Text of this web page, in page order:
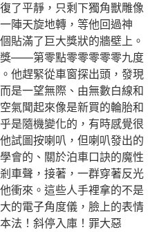
了平靜，只剩下獨角獸雕像
陣天旋地轉，等他回過神
貼滿了巨大獎狀的牆壁上。
——第零點零零零零零九度
他趕緊從車窗探出頭，發現
是一望無際、由無數白線和
氣聞起來像是新買的輪胎和
是隨機變化的，有時感覺很
試圖按喇叭，但喇叭發出的
會的、關於泊車口訣的魔性
車聲，接著，一群穿著反光
衝來。這些人手裡拿的不是
的電子角度儀，臉上的表情
法！斜停入庫！罪大惡